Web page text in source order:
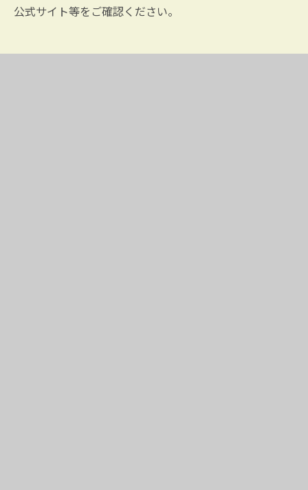
公式サイト等をご確認ください。